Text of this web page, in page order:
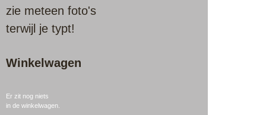
zie meteen foto's
terwijl je typt!
Winkelwagen
Er zit nog niets
in de winkelwagen.